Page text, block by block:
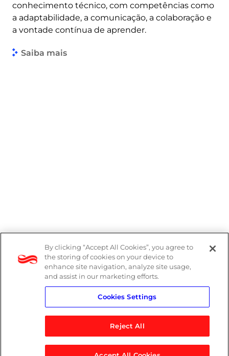
conhecimento técnico, com competências como
a adaptabilidade, a comunicação, a colaboração e
a vontade contínua de aprender.
Saiba mais
Denúncias
Política de Privacidade
Política do Sistema de Gestão Integrado
By clicking “Accept All Cookies”, you agree to
the storing of cookies on your device to
enhance site navigation, analyze site usage,
and assist in our marketing efforts.
Cookies Settings
Reject All